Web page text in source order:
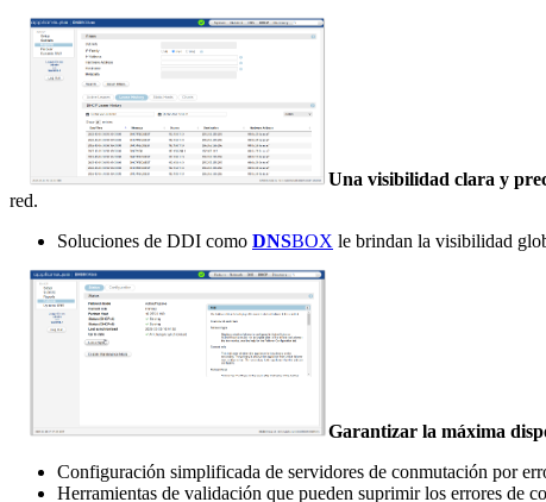
Una visibilidad clara y
red.
Soluciones de DDI como DNSBOX le brindan la visibilidad
Garantizar la máxima
Configuración simplificada de servidores de conmutación por
Herramientas de validación que pueden suprimir los errores de